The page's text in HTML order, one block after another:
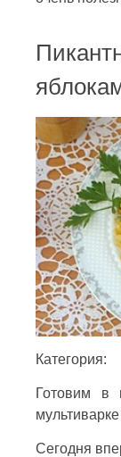
Категория:
Готовим в
мультиварке
Сегодня